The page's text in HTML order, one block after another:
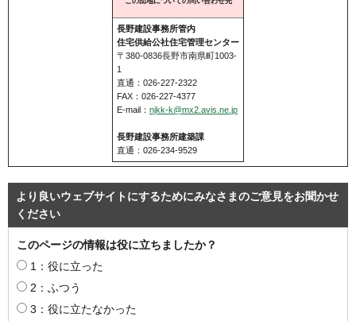
長野建設事務所管内
住宅供給公社住宅管理センター
〒380-0836長野市南県町1003-
1
直通：026-227-2322
FAX：026-227-4377
E-mail： njkk-k@mx2.avis.ne.jp
長野建設事務所建築課
直通：026-234-9529
より良いウェブサイトにするためにみなさまのご意見をお聞かせ
ください
このページの情報は役に立ちましたか？
1：役に立った
2：ふつう
3：役に立たなかった